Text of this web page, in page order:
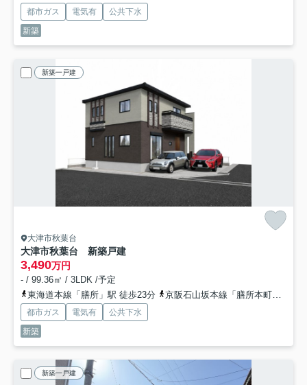
都市ガス 電気有
公共下水
新築
新築一戸建
大津市秋葉台
大津市秋葉台 新築戸建
3,490万円
- / 99.36㎡ / 3LDK /予定
東海道本線「膳所」駅 徒歩23分
京阪石山坂本線「膳所本町」駅 徒歩19分
都市ガス 電気有
公共下水
新築
新築一戸建